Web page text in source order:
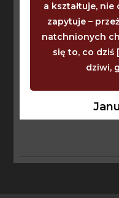
a kształtuje, nie
zapytuje –
natchnionych
się to, co dziś
dziwi,